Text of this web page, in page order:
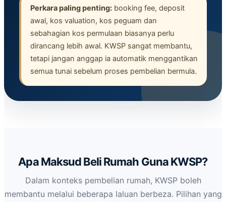
Perkara paling penting: booking fee, deposit
awal, kos valuation, kos peguam dan
sebahagian kos permulaan biasanya perlu
dirancang lebih awal. KWSP sangat membantu,
tetapi jangan anggap ia automatik menggantikan
semua tunai sebelum proses pembelian bermula.
Apa Maksud Beli Rumah Guna KWSP?
Dalam konteks pembelian rumah, KWSP boleh
membantu melalui beberapa laluan berbeza. Pilihan yang